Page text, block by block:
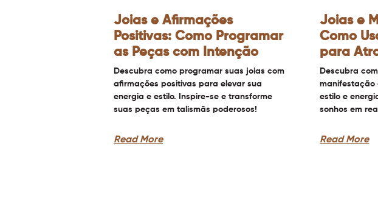
Joias e Afirmações
Positivas: Como Programar
as Peças com Intenção
Descubra como programar suas joias com
afirmações positivas para elevar sua
energia e estilo. Inspire-se e transforme
suas peças em talismãs poderosos!
Read More
Joias e
Como
para
Descubra
manifestação
estilo e
sonhos em
Read More